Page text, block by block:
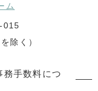
ム
015
除く）
務手数料につ